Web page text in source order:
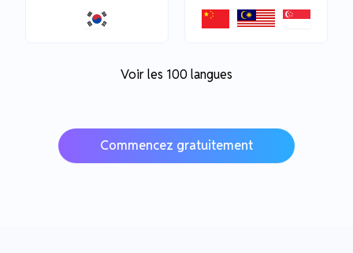
Voir les 100 langues
Commencez gratuitement